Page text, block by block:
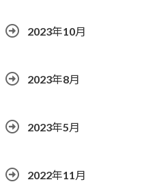
2023年10月
2023年8月
2023年5月
2022年11月